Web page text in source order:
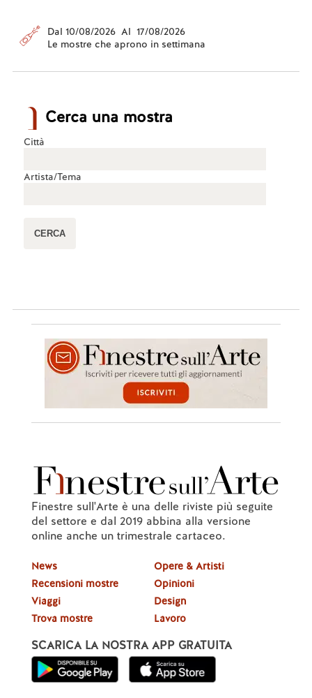
Dal 10/08/2026 Al 17/08/2026
Le mostre che aprono in settimana
Cerca una mostra
Città
Artista/Tema
Finestre sull'Arte è una delle riviste più seguite
del settore e dal 2019 abbina alla versione
online anche un trimestrale cartaceo.
News
Recensioni mostre
Viaggi
Trova mostre
Opere & Artisti
Opinioni
Design
Lavoro
SCARICA LA NOSTRA APP GRATUITA